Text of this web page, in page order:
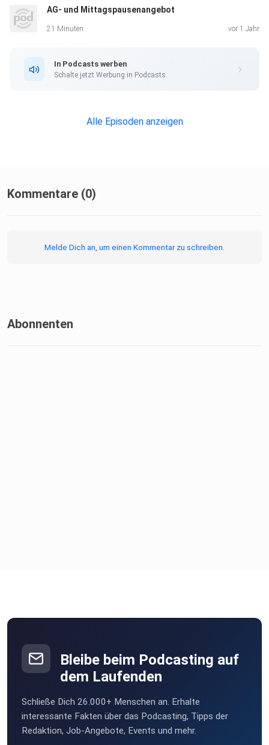
AG- und Mittagspausenangebot
21 Minuten vor 1 Jahr
In Podcasts werben
Schalte jetzt Werbung in Podcasts.
Alle Episoden anzeigen
Kommentare (0)
Melde Dich an, um einen Kommentar zu schreiben.
Abonnenten
Bleibe beim Podcasting auf
dem Laufenden
Schließe Dich 26.000+ Menschen an. Erhalte
interessante Fakten über das Podcasting, Tipps der
Redaktion, Job-Angebote, Events und mehr.